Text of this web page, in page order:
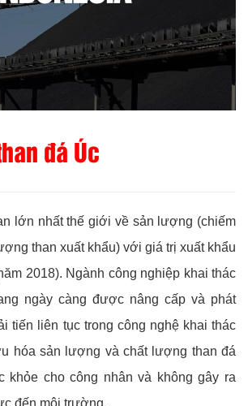
đá Úc
lớn nhất thế giới về sản lượng (chiếm
than xuất khẩu) với giá trị xuất khẩu
2018). Ngành công nghiệp khai thác
ngày càng được nâng cấp và phát
tiến liên tục trong công nghệ khai thác
hóa sản lượng và chất lượng than đá
khỏe cho công nhân và không gây ra